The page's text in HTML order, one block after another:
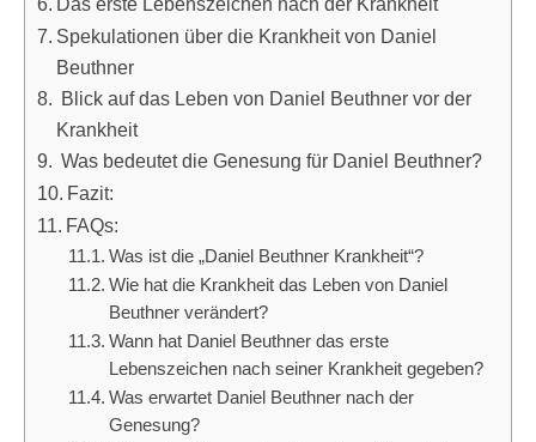
Spekulationen über die Krankheit von Daniel
Beuthner
Blick auf das Leben von Daniel Beuthner vor der
Krankheit
Was bedeutet die Genesung für Daniel Beuthner?
Fazit:
FAQs:
Was ist die „Daniel Beuthner Krankheit“?
Wie hat die Krankheit das Leben von Daniel
Beuthner verändert?
Wann hat Daniel Beuthner das erste
Lebenszeichen nach seiner Krankheit gegeben?
Was erwartet Daniel Beuthner nach der
Genesung?